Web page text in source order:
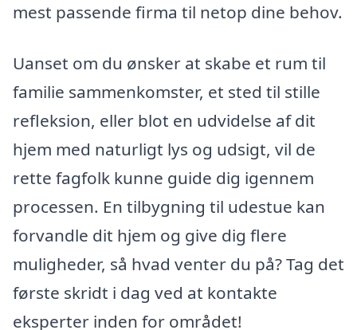
mest passende firma til netop dine behov.
Uanset om du ønsker at skabe et rum til
familie sammenkomster, et sted til stille
refleksion, eller blot en udvidelse af dit
hjem med naturligt lys og udsigt, vil de
rette fagfolk kunne guide dig igennem
processen. En tilbygning til udestue kan
forvandle dit hjem og give dig flere
muligheder, så hvad venter du på? Tag det
første skridt i dag ved at kontakte
eksperter inden for området!